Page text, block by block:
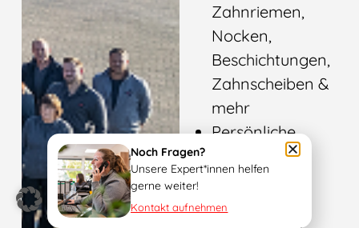
Zahnriemen,
Nocken,
Beschichtungen,
Zahnscheiben &
mehr
Persönliche
Beratung &
kurze
Lieferzeiten
Noch Fragen?
Unsere Expert*innen helfen
gerne weiter!
Kontakt aufnehmen